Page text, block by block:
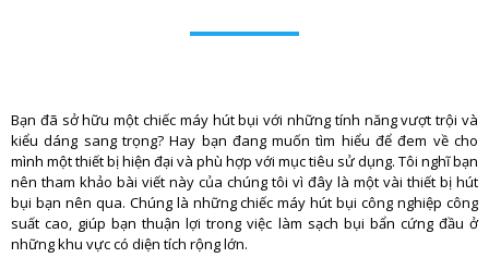
Bạn đã sở hữu một chiếc máy hút bụi với những tính năng vượt trội và
kiểu dáng sang trọng? Hay bạn đang muốn tìm hiểu để đem về cho
mình một thiết bị hiện đại và phù hợp với mục tiêu sử dụng. Tôi nghĩ bạn
nên tham khảo bài viết này của chúng tôi vì đây là một vài thiết bị hút
bụi bạn nên qua. Chúng là những chiếc máy hút bụi công nghiệp công
suất cao, giúp bạn thuận lợi trong việc làm sạch bụi bẩn cứng đầu ở
những khu vực có diện tích rộng lớn.